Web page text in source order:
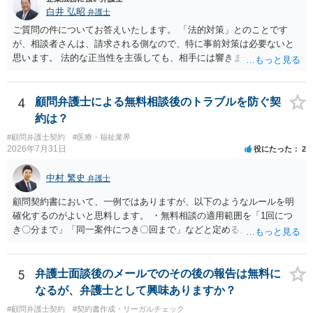
白井 弘昭 弁護士
ご質問の件についてお答えいたします。 「法的対策」とのことです
が、相談者さんは、請求される側なので、特に事前対策は必要ないと
思います。 法的な正当性を主張しても、相手には響きません。そもそ
的手段として裁判（おそらく少額訴訟）をするかどうかの問題ですの
で、訴訟を提起してきたら粛々と対応することになります。 少額訴訟
は、１人（１社）年間１０回までしかできないので、こちらが毅然と
支払いを拒否すれば、少額訴訟を提起する可能性は、低いものと思わ
れます。 ただ、裁判を東京などの遠隔地で起こされますと、対応する
だけで費用がかかりますので、難しいところです。 当事者での対応で
すと、押し負けて支払うかもと考えますので、弁護士に依頼するなど
して対応をすれば、より裁判をしてくる可能性は減りますが、当然費
用がかかります。 毅然と拒否して後は裁判するならしてくださいの対
応、弁護士に依頼して同様の対応、裁判してきたら、従業員にて粛々
と対応のどれかを選択することになります。 以上、ご参考まで。
4
顧問弁護士による無料相談後のトラブルを防ぐ契
約は？
#顧問弁護士契約 #医療・福祉業界
2026年7月31日 役にたった 2
中村 繁史 弁護士
顧問契約書において、一例ではありますが、以下のようなルールを明
確化するのがよいと思料します。 ・無料相談の適用範囲を「1回につ
き〇分まで」「同一案件につき〇回まで」などと定める。 ・無料相談
ず、継続して対応する場合は「個別受任（有料契約）」が必要であ
る。 ・無料相談から個別の事件処理へ移行する場合は、弁護士と従業
員との間で必ず個別の委任契約書を締結し、着手金や報酬等の費用体
系を事前に明示する手続を義務付ける。 相談料が無料であっても、法
5
弁護士面談後のメールでのその後の報告は無料に
なるが、弁護士として興味ありますか？
#顧問弁護士契約 #契約書作成・リーガルチェック